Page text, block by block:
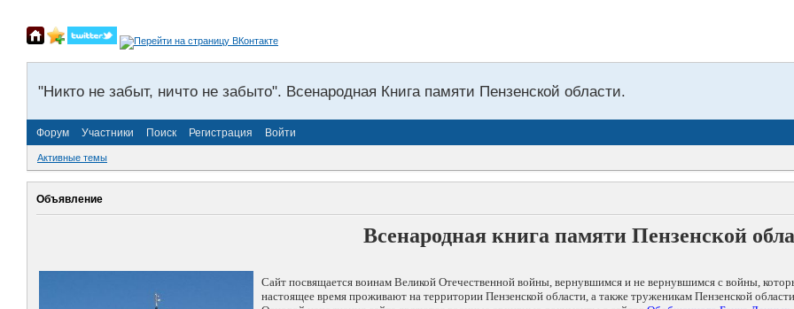
"Никто не забыт, ничто не забыто". Всенародная Книга памяти Пензенской области.
Форум Участники Поиск Регистрация Войти
Активные темы
Объявление
Всенародная книга памяти Пензенской
Сайт посвящается воинам Великой Отечественной войны, вернувшимся и не вернувшимся с войны,
настоящее время проживают на территории Пензенской области, а также труженикам Пензенской